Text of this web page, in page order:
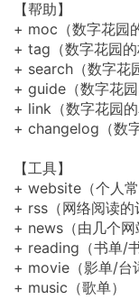
【帮助】
+ moc（数字花园
+ tag（数字花园的
+ search（数字花
+ guide（数字花园
+ link（数字花园的
+ changelog（数
【工具】
+ website（个人常
+ rss（网络阅读的
+ news（由几个网
+ reading（书单/
+ movie（影单/台
+ music（歌单）